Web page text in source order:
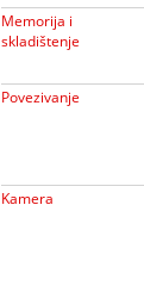
Memorija i
skladištenje
Povezivanje
Kamera